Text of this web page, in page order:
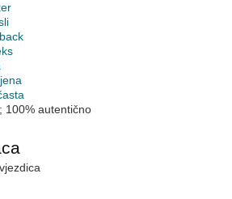
100% autentično